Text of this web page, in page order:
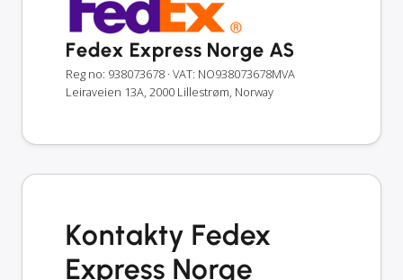
Fedex Express Norge AS
Reg no: 938073678 · VAT: NO938073678MVA
Leiraveien 13A, 2000 Lillestrøm, Norway
Kontakty Fedex
Express Norge